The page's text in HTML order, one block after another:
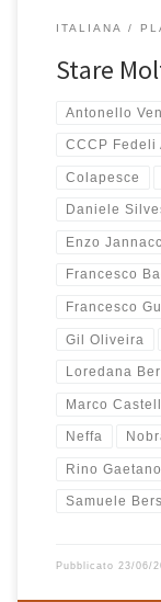
ITALIANA
Stare
Antonello
CCCP Fedeli
Colapesce
Daniele
Enzo
Francesco
Francesco
Gil Oliveira
Loredana
Marco
Neffa
Rino Gaetano
Samuele
Pubblicato 23/06/